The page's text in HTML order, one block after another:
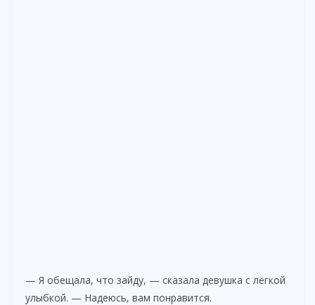
— Я обещала, что зайду, — сказала девушка с лёгкой
улыбкой. — Надеюсь, вам понравится.